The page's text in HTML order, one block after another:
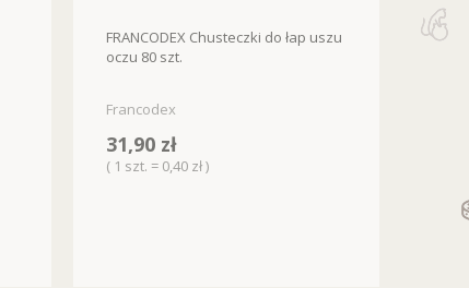
FRANCODEX Chusteczki do łap uszu
oczu 80 szt.
Francodex
31,90 zł
( 1 szt. = 0,40 zł )